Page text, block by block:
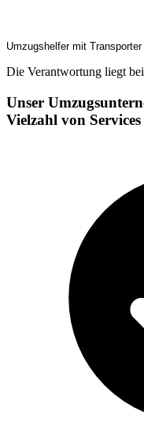
Umzugshelfer mit
Die Verantwortung liegt
Unser
Vielzahl von